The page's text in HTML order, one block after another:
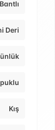
Bantlı
Deri
Kış